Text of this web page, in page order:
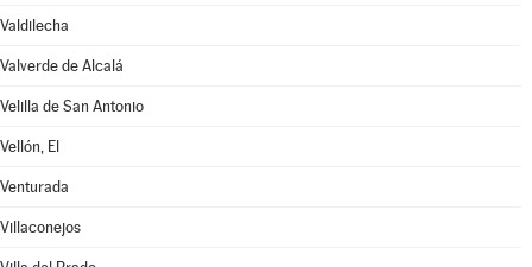
Valdilecha
Valverde de Alcalá
Velilla de San Antonio
Vellón, El
Venturada
Villaconejos